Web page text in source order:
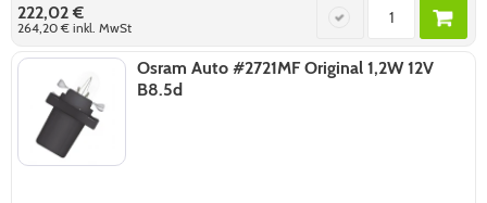
222,02 €
264,20 €inkl. MwSt
Osram Auto #2721MF Original 1,2W 12V
B8.5d